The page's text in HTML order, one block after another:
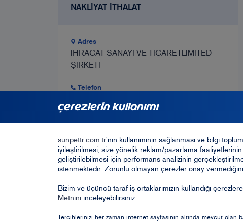
çerezlerin kullanımı
sunpettr.com.tr'nin kullanımının sağlanması ve bilgi
iyileştirilmesi, size yönelik reklam/pazarlama
geliştirilebilmesi için performans analizinin
istenmektedir. Zorunlu olmayan çerezler onay
Bizim ve üçüncü taraf iş ortaklarımızın kullandığı
Metnini inceleyebilirsiniz.
Tercihlerinizi her zaman internet sayfasının altında mevcut olan
NAKLİYAT İTHALAT
Adres
İHRACAT SANAYİ VE TİCARETLİMİTED
ŞİRKETİ
Telefon